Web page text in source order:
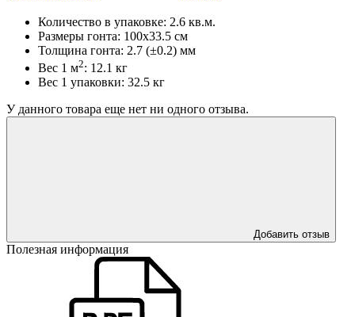
Количество в упаковке: 2.6 кв.м.
Размеры гонта: 100x33.5 см
Толщина гонта: 2.7 (±0.2) мм
Вес 1 м2: 12.1 кг
Вес 1 упаковки: 32.5 кг
У данного товара еще нет ни одного отзыва.
Добавить отзыв
Полезная информация